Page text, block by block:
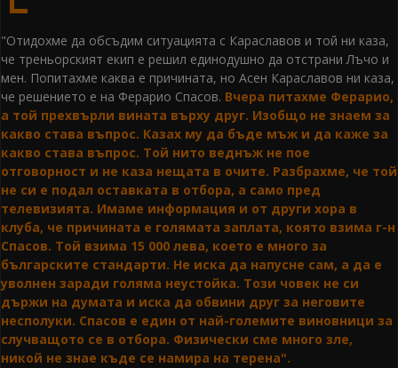
"Отидохме да обсъдим ситуацията с Караславов и той ни каза,
че треньорският екип е решил единодушно да отстрани Лъчо и
мен. Попитахме каква е причината, но Асен Караславов ни каза,
че решението е на Ферарио Спасов. Вчера питахме Ферарио,
а той прехвърли вината върху друг. Изобщо не знаем за
какво става въпрос. Казах му да бъде мъж и да каже за
какво става въпрос. Той нито веднъж не пое
отговорност и не каза нещата в очите. Разбрахме, че той
не си е подал оставката в отбора, а само пред
телевизията. Имаме информация и от други хора в
клуба, че причината е голямата заплата, която взима г-н
Спасов. Той взима 15 000 лева, което е много за
българските стандарти. Не иска да напусне сам, а да е
уволнен заради голяма неустойка. Този човек не си
държи на думата и иска да обвини друг за неговите
несполуки. Спасов е един от най-големите виновници за
случващото се в отбора. Физически сме много зле,
никой не знае къде се намира на терена".